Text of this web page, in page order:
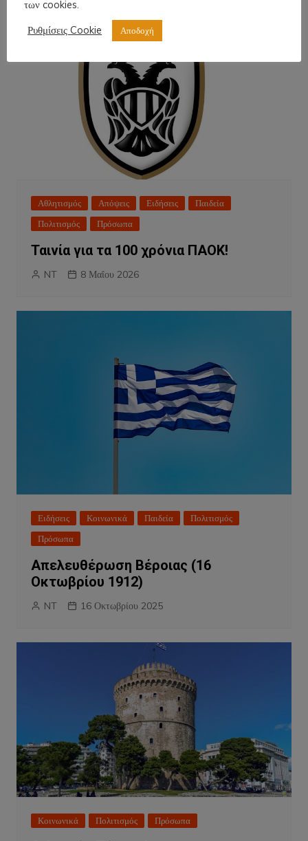
Αθλητισμός Απόψεις Ειδήσεις
Παιδεία
Πολιτισμός
Πρόσωπα
Ταινία για τα 100 χρόνια ΠΑΟΚ!
NT 8 Μαΐου 2026
Ειδήσεις Κοινωνικά Παιδεία
Πολιτισμός
Πρόσωπα
Απελευθέρωση Βέροιας (16
Οκτωβρίου 1912)
NT 16 Οκτωβρίου 2025
Κοινωνικά Πολιτισμός Πρόσωπα
των cookies.
Ρυθμίσεις Cookie
Αποδοχή